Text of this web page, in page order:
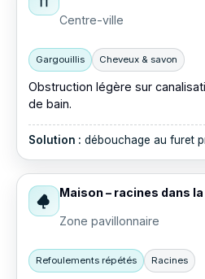
Centre-ville
Gargouillis Cheveux & savon
Obstruction légère sur
de bain.
Solution : débouchage au furet
Maison – racines dans
Zone pavillonnaire
Refoulements répétés Racines